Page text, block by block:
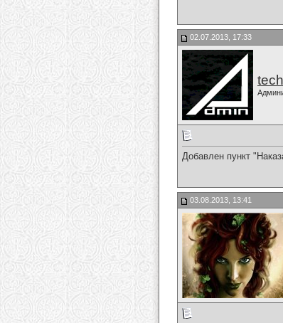
02.07.2013, 17:33
Добавлен пункт
03.08.2013, 13:41